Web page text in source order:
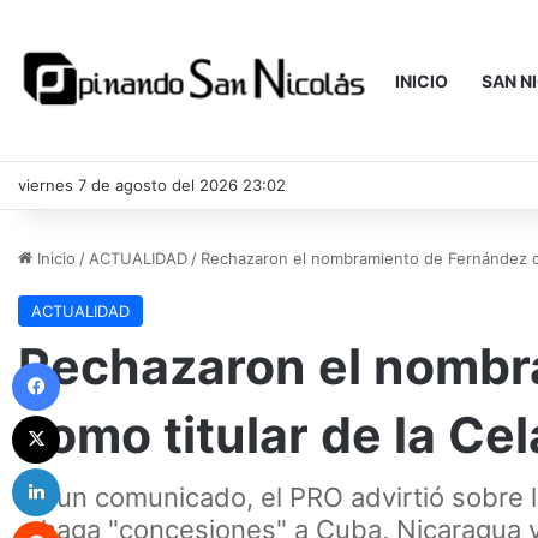
INICIO SAN
viernes 7 de agosto del 2026 23:02
Inicio / ACTUALIDAD / Rechazaron el nombramiento de Fernández
ACTUALIDAD
Rechazaron el
como titular de la
En un comunicado, el PRO advirtió
o haga "concesiones" a Cuba,
Facebook